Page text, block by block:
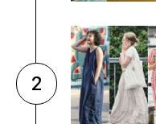
2